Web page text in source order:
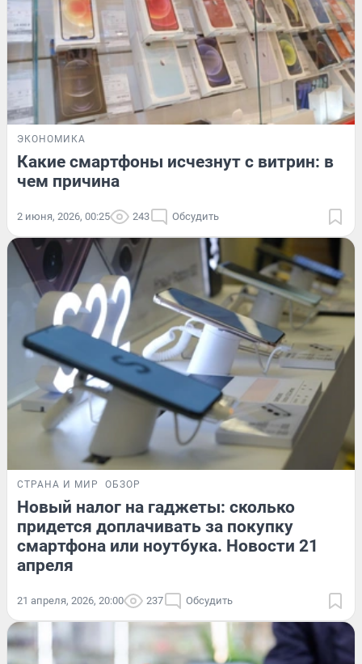
ЭКОНОМИКА
Какие смартфоны исчезнут с витрин: в
чем причина
2 июня, 2026, 00:25 243 Обсудить
СТРАНА И МИР ОБЗОР
Новый налог на гаджеты: сколько
придется доплачивать за покупку
смартфона или ноутбука. Новости 21
апреля
21 апреля, 2026, 20:00 237 Обсудить